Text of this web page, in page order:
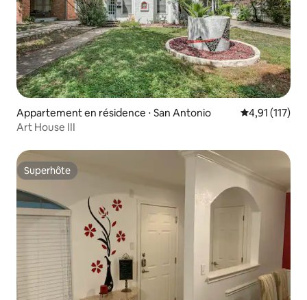
Appartement en résidence ⋅ San Antonio Évaluation
4,91 (117)
Art House III
Superhôte
Superhôte